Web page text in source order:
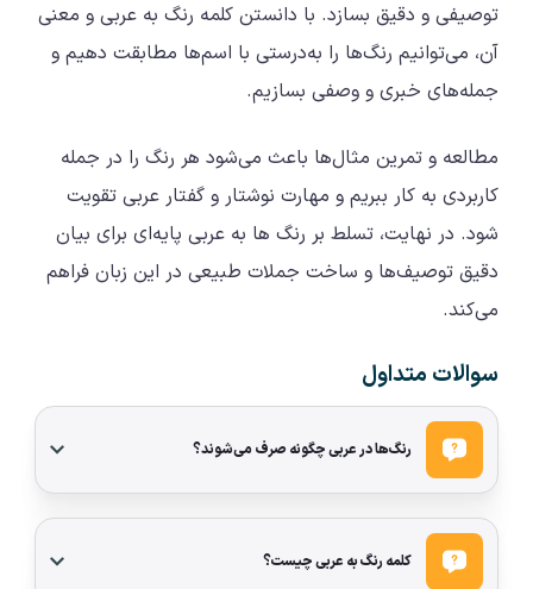
توصیفی و دقیق بسازد. با دانستن کلمه رنگ به عربی و معنی
آن، می‌توانیم رنگ‌ها را به‌درستی با اسم‌ها مطابقت دهیم و
جمله‌های خبری و وصفی بسازیم.
مطالعه و تمرین مثال‌ها باعث می‌شود هر رنگ را در جمله
کاربردی به کار ببریم و مهارت نوشتار و گفتار عربی تقویت
شود. در نهایت، تسلط بر رنگ ها به عربی پایه‌ای برای بیان
دقیق توصیف‌ها و ساخت جملات طبیعی در این زبان فراهم
می‌کند.
سوالات متداول
رنگ‌ها در عربی چگونه صرف می‌شوند؟
کلمه رنگ به عربی چیست؟